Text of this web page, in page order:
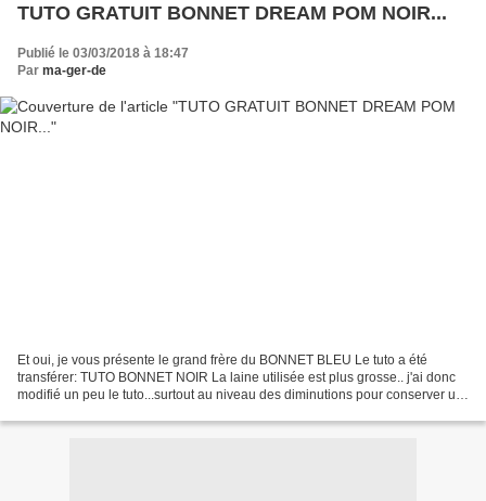
TUTO GRATUIT BONNET DREAM POM NOIR...
Publié le 03/03/2018 à 18:47
Par ma-ger-de
Et oui, je vous présente le grand frère du BONNET BLEU Le tuto a été
transférer: TUTO BONNET NOIR La laine utilisée est plus grosse.. j'ai donc
modifié un peu le tuto...surtout au niveau des diminutions pour conserver un